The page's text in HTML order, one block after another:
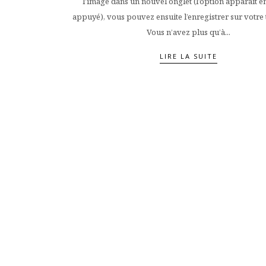
appuyé), vous pouvez ensuite l’enregistrer sur votre
Vous n’avez plus qu’à...
LIRE LA SUITE